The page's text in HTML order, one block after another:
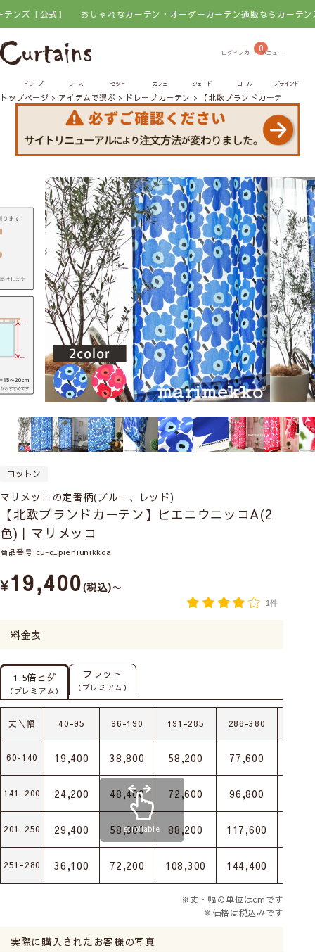
】 おしゃれなカーテン・オーダーカーテン通販ならカーテンズ【公式】
0
ドレープ レース セット カフェ シェード ロール ブラインド
トップページ アイテムで選ぶ ドレープカーテン 【北欧ブランドカーテン】ピ
コットン
マリメッコの定番柄(ブルー、レッド)
【北欧ブランドカーテン】ピエニウニッコA(2
色)｜マリメッコ
商品番号 cu-d_pieniunikkoa
¥19,400 税込 〜
1件
料金表
1.5倍ヒダ
（プレミアム）
フラット
（プレミアム）
丈＼幅 40-95 96-190 191-285 286-380
60-140 19,400 38,800 58,200 77,600
141-200 24,200 48,400 72,600 96,800
201-250 29,400 58,800 88,200 117,600
251-280 36,100 72,200 108,300 144,400
scrollable
※丈・幅の単位はcmです
※価格は税込みです
実際に購入されたお客様の写真